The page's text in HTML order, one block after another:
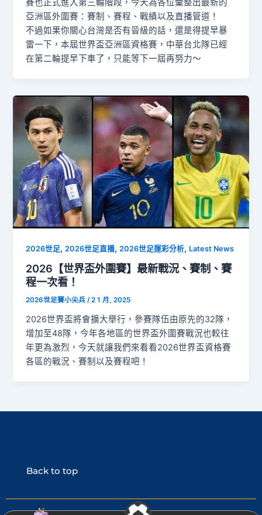
賽也正式進入第三輪階段，今天為各位彙整出最新的
亞洲區外圍賽：賽制、賽程、戰績以及直播管道！
不過如果你關心台灣是否有晉級的話，還是得提早暴
雷一下，本屆世界盃亞洲區資格賽，中華台北隊已經
在第二輪提早下車了，只能等下一屆再努力～
2026世足,2026世足直播,2026世足運彩分析, Latest News
2026【世界盃外圍賽】最新戰況、賽制、賽
程一次看！
2026世足賽小尖兵/2 1 月, 2025
2026世界盃將會擴大舉行，參賽隊伍由原先的32隊，
增加至48隊，今年各地區的世界盃外圍賽戰況也較往
年更為激烈，今天就讓我們來看看2026世界盃資格賽
各區的戰況、賽制以及賽程吧！
Back to top